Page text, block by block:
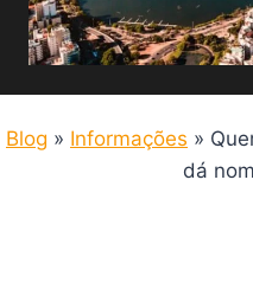
Blog » Informações »
dá